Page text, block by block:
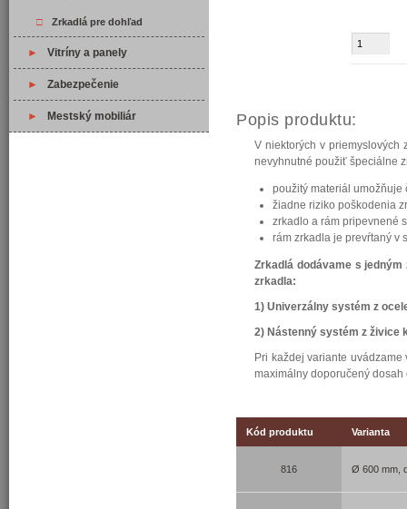
□ Zrkadlá pre dohľad
► Vitríny a panely
► Zabezpečenie
► Mestský mobiliár Popis produktu:
V niektorých v priemyslových
nevyhnutné použiť špeciálne
použitý materiál
žiadne riziko poškodenia
zrkadlo a rám pripevnené
rám zrkadla je prevŕtaný v
Zrkadlá dodávame s
zrkadla:
1) Univerzálny systém z
2) Nástenný systém z živice
Pri každej variante
maximálny doporučený
Kód produktu Varianta
816 Ø 600 mm,